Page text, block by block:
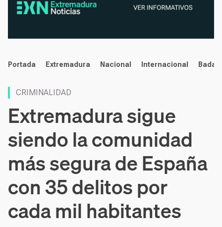
noticias
Portada Extremadura Nacional Internacional
CRIMINALIDAD
Extremadura sigue
siendo la comunidad
más segura de España
con 35 delitos por
cada mil habitantes